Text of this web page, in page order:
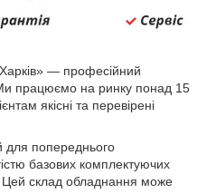
— професійний
працюємо на ринку понад 15
якісні та перевірені
для попереднього
базових комплектуючих
Цей склад обладнання може